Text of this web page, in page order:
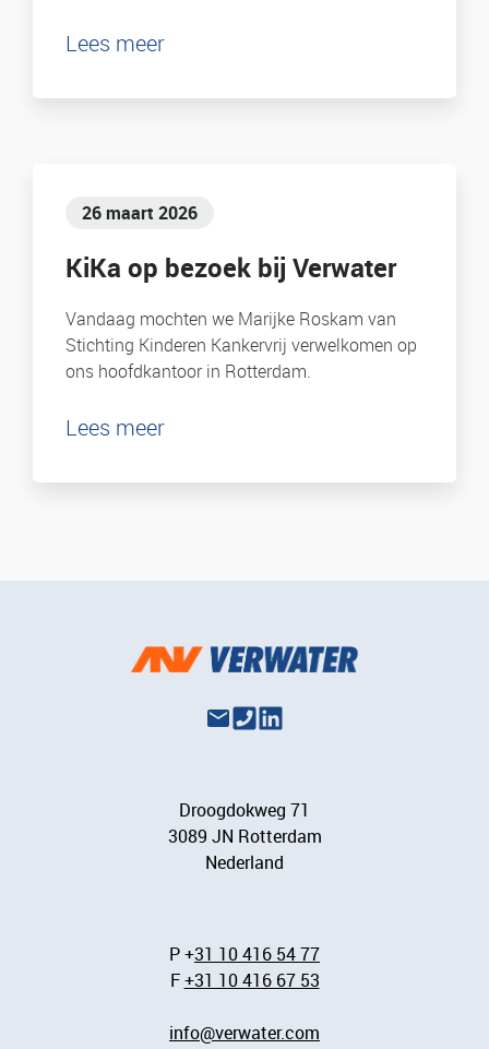
Lees meer
26 maart 2026
KiKa op bezoek bij Verwater
Vandaag mochten we Marijke Roskam van
Stichting Kinderen Kankervrij verwelkomen op
ons hoofdkantoor in Rotterdam.
Lees meer
Droogdokweg 71
3089 JN Rotterdam
Nederland
P +31 10 416 54 77
F+31 10 416 67 53
info@verwater.com